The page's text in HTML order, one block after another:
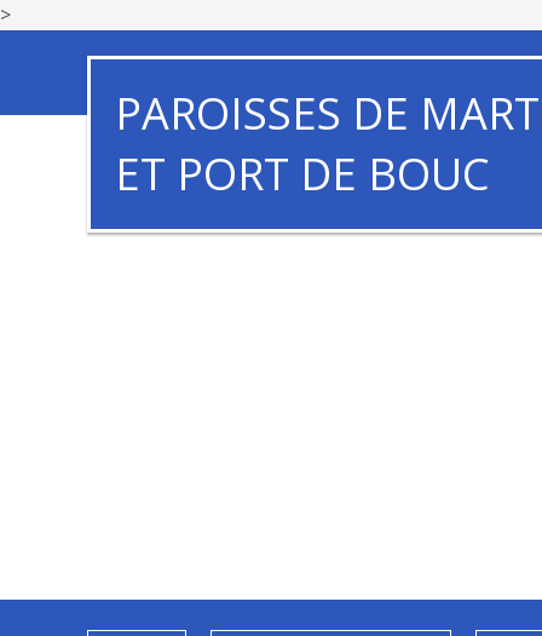
>
PAROISSES DE
ET PORT DE BOUC